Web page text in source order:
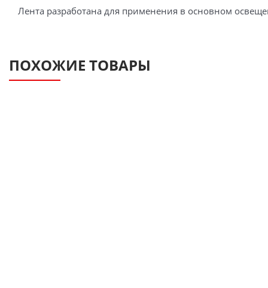
Лента разработана для применения в основном
ПОХОЖИЕ ТОВАРЫ